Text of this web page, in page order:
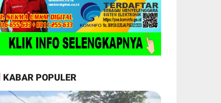
KABAR POPULER